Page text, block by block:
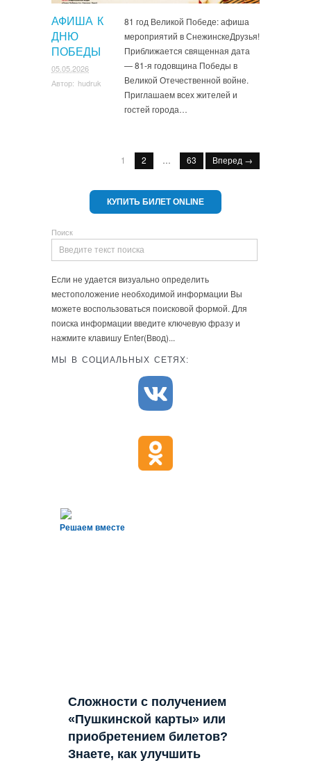
АФИША К
ДНЮ
ПОБЕДЫ
05.05.2026
Автор: hudruk
81 год Великой Победе: афиша
мероприятий в СнежинскеДрузья!
Приближается священная дата
— 81-я годовщина Победы в
Великой Отечественной войне.
Приглашаем всех жителей и
гостей города…
1 2 … 63 Вперед →
КУПИТЬ БИЛЕТ ONLINE
Поиск
Если не удается визуально определить
местоположение необходимой информации Вы
можете воспользоваться поисковой формой. Для
поиска информации введите ключевую фразу и
нажмите клавишу Enter(Ввод)...
МЫ В СОЦИАЛЬНЫХ СЕТЯХ:
Решаем вместе
Сложности с получением
«Пушкинской карты» или
приобретением билетов?
Знаете, как улучшить